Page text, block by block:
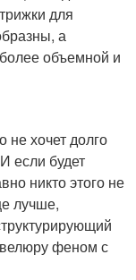
для
а
объемной и
не хочет долго
если будет
никто этого не
лучше,
феном с